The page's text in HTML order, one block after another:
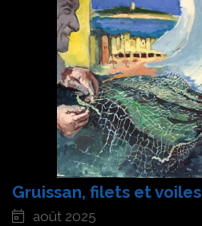
Gruissan, filets et voiles
août 2025